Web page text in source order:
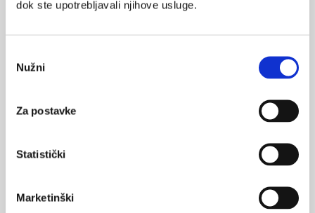
dok ste upotrebljavali njihove usluge.
pristanka
Nužni
Za postavke
Statistički
Marketinški
bolest kože karakterizirana složenom etio-patogenezom i
raznolikim kliničkim fenotipom.
Psihoterapija u liječenju atopijskog